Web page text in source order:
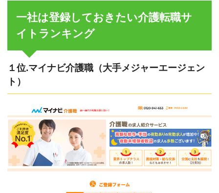
一社は登録しておきたい介護転職サ
イトランキング
１位.マイナビ介護職（大手メジャーエージェン
ト）